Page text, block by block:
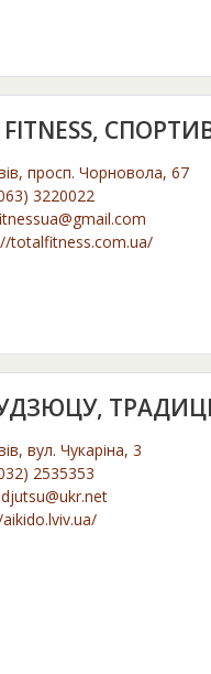
FITNESS,
просп. Чорновола, 67
3220022
totalfitness.com.ua/
вул. Чукаріна, 3
2535353